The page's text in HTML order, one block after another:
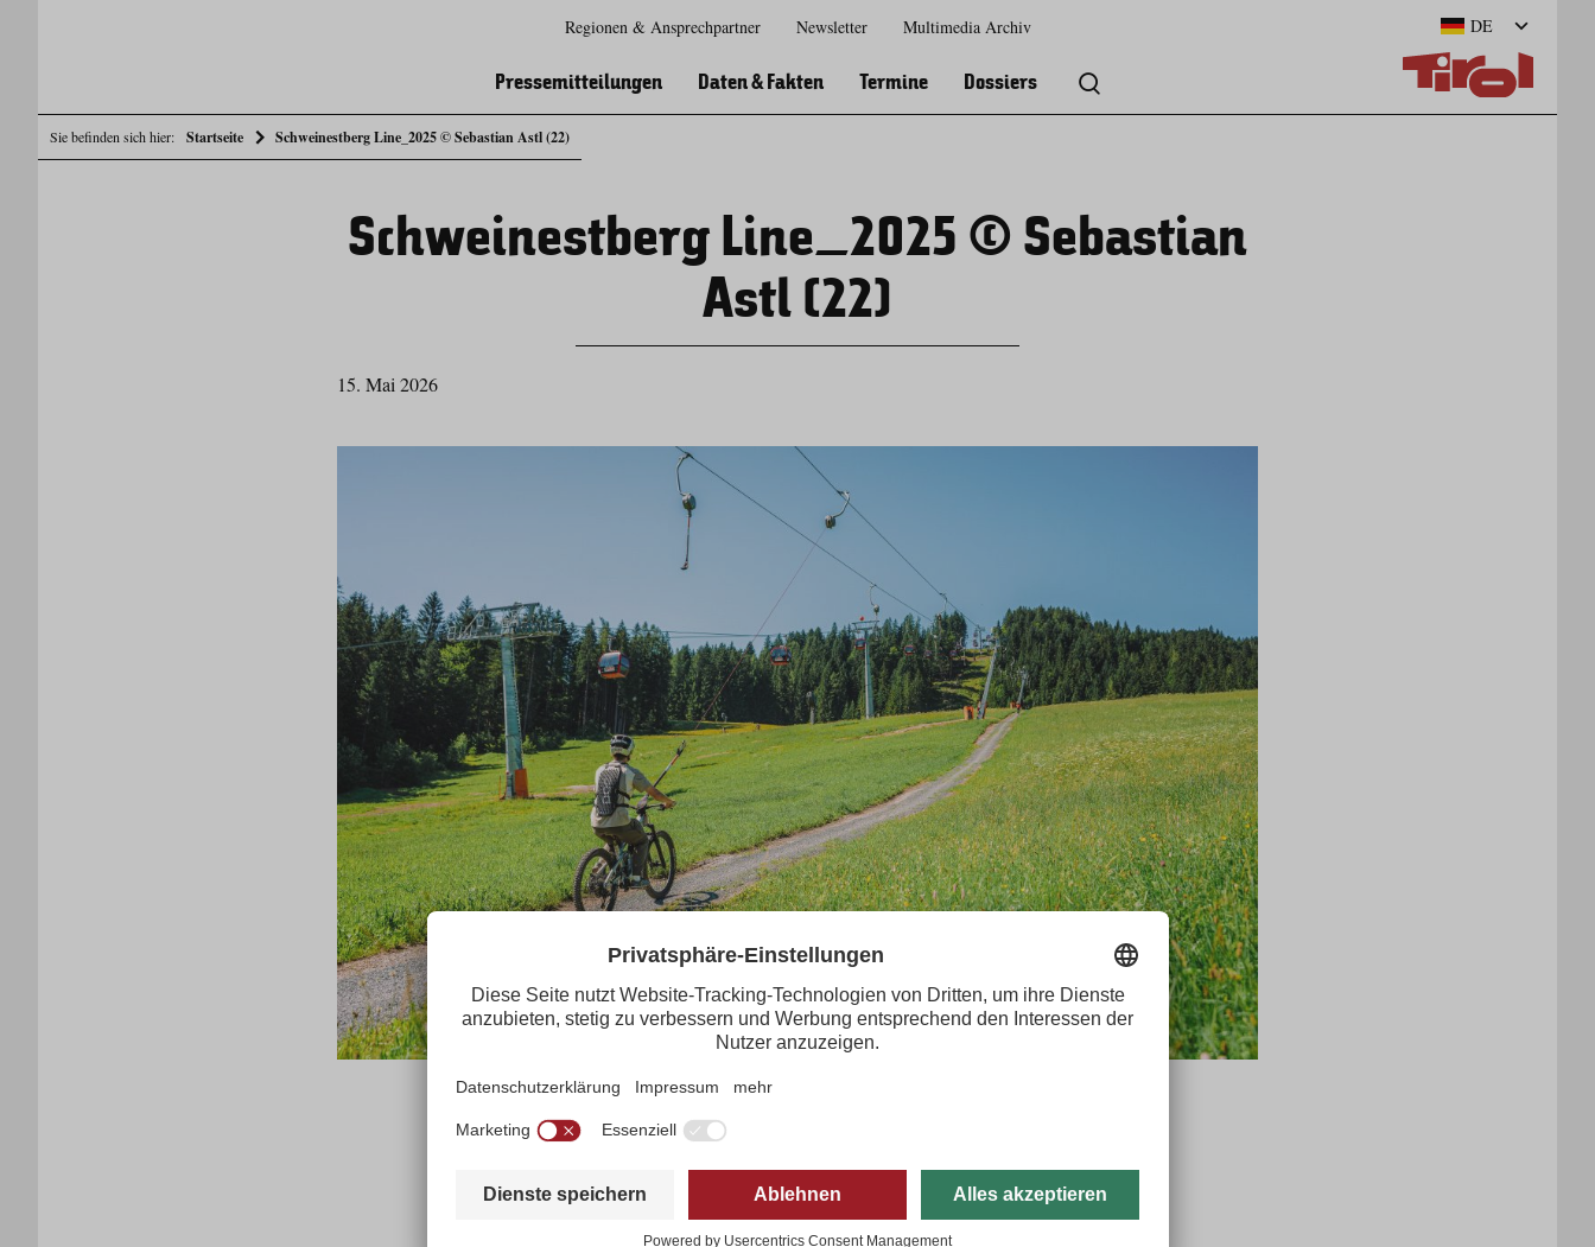
Sie befinden sich hier: Startseite Schweinestberg Line_2025 © Sebastian Astl (22)
Zur
Zur
Zum
Zum
DE
Pressemitteilungen Daten & Fakten Termine Dossiers
Regionen & Ansprechpartner Newsletter Multimedia Archiv
Schweinestberg Line_2025 © Sebastian
Astl (22)
15. Mai 2026
Bilddaten